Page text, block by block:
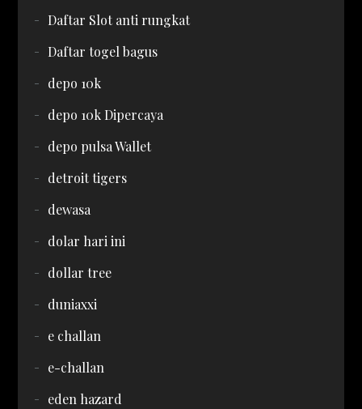
Daftar Slot anti rungkat
Daftar togel bagus
depo 10k
depo 10k Dipercaya
depo pulsa Wallet
detroit tigers
dewasa
dolar hari ini
dollar tree
duniaxxi
e challan
e-challan
eden hazard